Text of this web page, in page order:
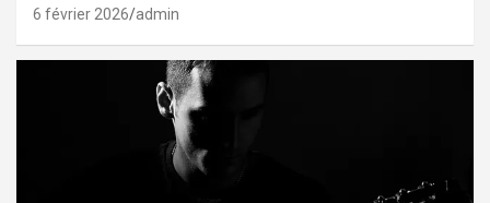
6 février 2026 admin